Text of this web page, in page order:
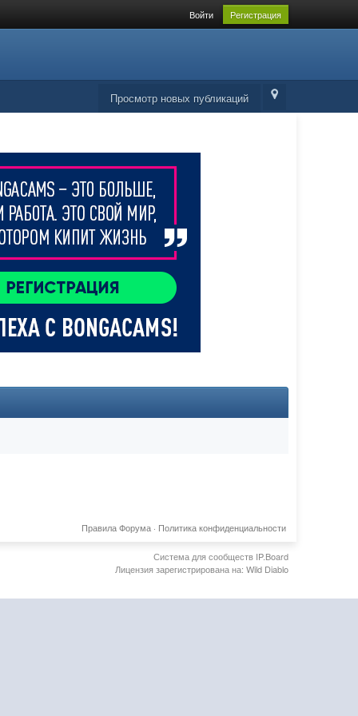
Войти Регистрация
Просмотр новых публикаций
Политика конфиденциальности
Правила Форума·
Система для сообществ IP.Board
Лицензия зарегистрирована на: Wild Diablo